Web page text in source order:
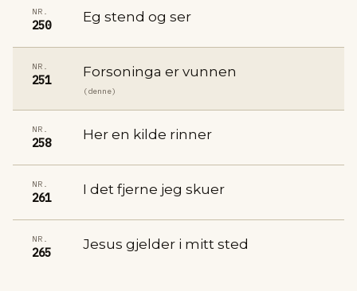
NR.
250
Eg stend og ser
NR.
251
Forsoninga er vunnen
(denne)
NR.
258
Her en kilde rinner
NR.
261
I det fjerne jeg skuer
NR.
265
Jesus gjelder i mitt sted